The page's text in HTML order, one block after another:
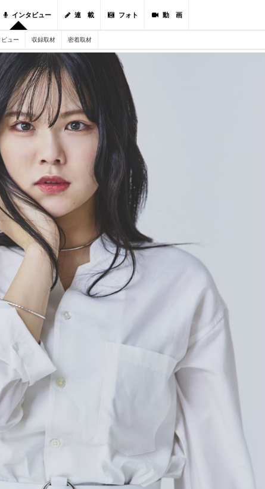
インタビュー 連 載 フォト 動 画
ュー 収録取材 密着取材